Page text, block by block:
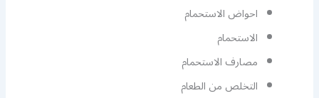
احواض الاستحمام
الاستحمام
مصارف الاستحمام
التخلص من الطعام